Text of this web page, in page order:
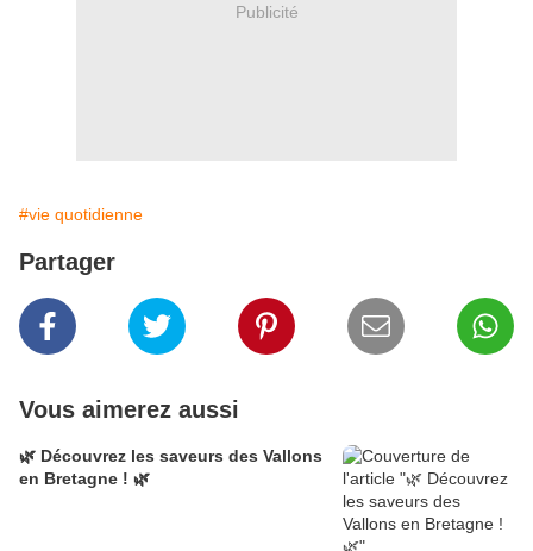
Publicité
#vie quotidienne
Partager
Vous aimerez aussi
🌿 Découvrez les saveurs des Vallons
en Bretagne ! 🌿